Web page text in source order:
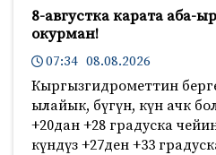
8-августка карата аба-
окурман!
07:34 08.08.2026
Кыргызгидрометтин
ылайык, бүгүн, күн ачк
+20дан +28 градуска
күндүз +27ден +33